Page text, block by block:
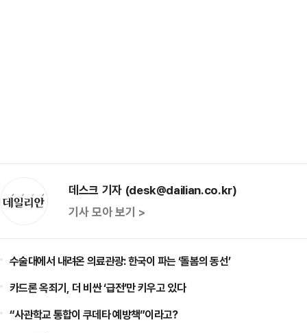
데스크 기자 (desk@dailian.co.kr)
기사 모아 보기 >
수술대에서 내려온 의료관광: 한국이 파는 ‘돌봄의 동선’
카드론 옥죄기, 더 비싼 ‘급전’만 키우고 있다
“사관학교 통합이 쿠데타 예방책”이라고?